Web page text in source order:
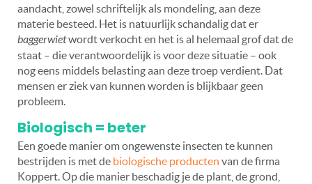
aandacht, zowel schriftelijk als mondeling, aan deze
materie besteed. Het is natuurlijk schandalig dat er
baggerwietwordt verkocht en het is al helemaal grof dat de
staat – die verantwoordelijk is voor deze situatie – ook
nog eens middels belasting aan deze troep verdient. Dat
mensen er ziek van kunnen worden is blijkbaar geen
probleem.
Biologisch = beter
Een goede manier om ongewenste insecten te kunnen
bestrijden is met de biologische producten van de firma
Koppert. Op die manier beschadig je de plant, de grond,